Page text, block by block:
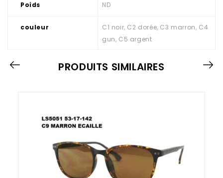
Poids ND
couleur
C1 noir, C2 dorée, C3 marron, C4
gun, C5 argent
PRODUITS SIMILAIRES